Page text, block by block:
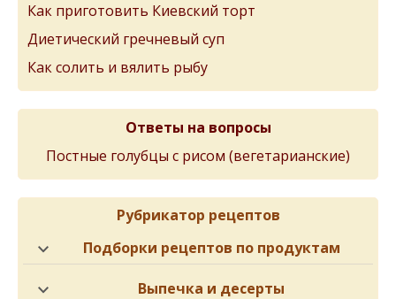
Как приготовить Киевский торт
Диетический гречневый суп
Как солить и вялить рыбу
Ответы на вопросы
Постные голубцы с рисом (вегетарианские)
Рубрикатор рецептов
Подборки рецептов по продуктам
Выпечка и десерты